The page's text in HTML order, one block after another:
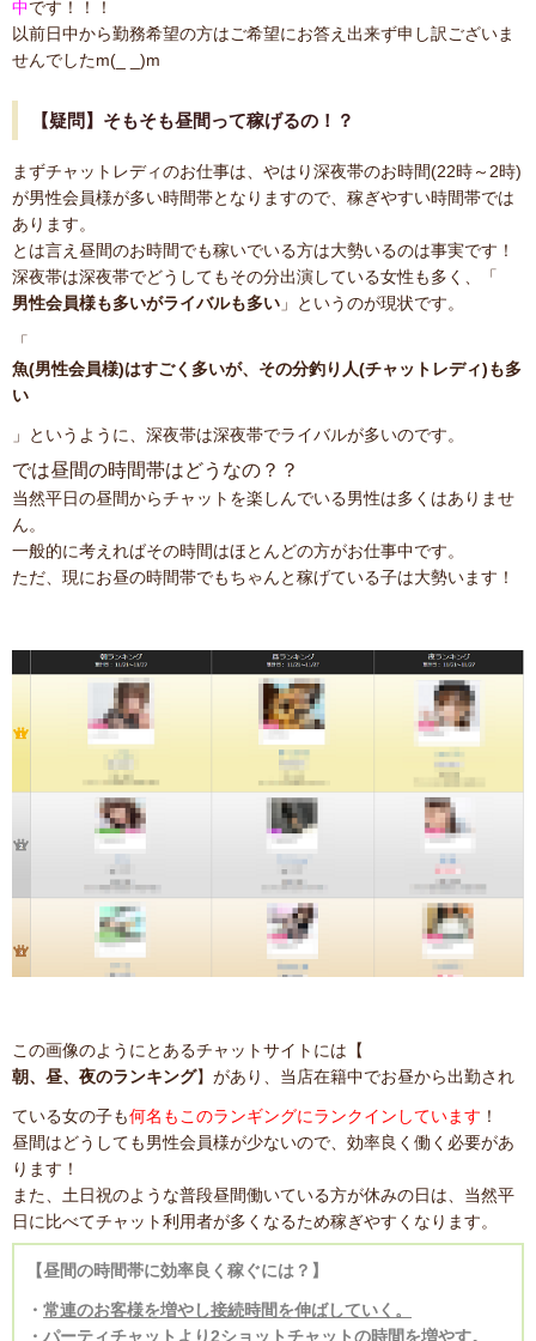
中です！！！
以前日中から勤務希望の方はご希望にお答え出来ず申し訳ございま
せんでしたm(_ _)m
【疑問】そもそも昼間って稼げるの！？
まずチャットレディのお仕事は、やはり深夜帯のお時間(22時～2時)
が男性会員様が多い時間帯となりますので、稼ぎやすい時間帯では
あります。
とは言え昼間のお時間でも稼いでいる方は大勢いるのは事実です！
深夜帯は深夜帯でどうしてもその分出演している女性も多く、「
男性会員様も多いがライバルも多い 」というのが現状です。
「
魚(男性会員様)はすごく多いが、その分釣り人(チャットレディ)も多
い
」というように、深夜帯は深夜帯でライバルが多いのです。
では昼間の時間帯はどうなの？？
当然平日の昼間からチャットを楽しんでいる男性は多くはありませ
ん。
一般的に考えればその時間はほとんどの方がお仕事中です。
ただ、現にお昼の時間帯でもちゃんと稼げている子は大勢います！
この画像のようにとあるチャットサイトには【
朝、昼、夜のランキング】があり、当店在籍中でお昼から出勤され
ている女の子も何名もこのランギングにランクインしています ！
昼間はどうしても男性会員様が少ないので、効率良く働く必要があ
ります！
また、土日祝のような普段昼間働いている方が休みの日は、当然平
日に比べてチャット利用者が多くなるため稼ぎやすくなります。
【昼間の時間帯に効率良く稼ぐには？ 】
・ 常連のお客様を増やし接続時間を伸ばしていく。
・ パーティチャットより2ショットチャットの時間を増やす。